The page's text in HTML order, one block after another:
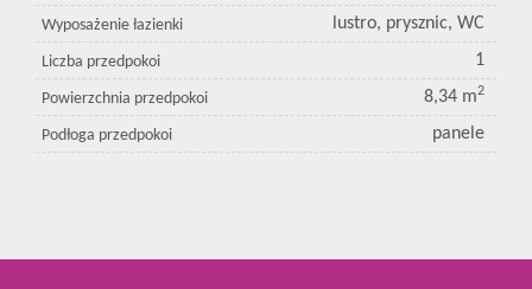
Wyposażenie łazienki lustro, prysznic, WC
Liczba przedpokoi 1
Powierzchnia przedpokoi 8,34 m2
Podłoga przedpokoi panele